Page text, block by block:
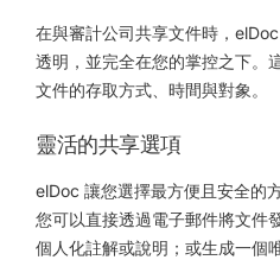
在與審計公司共享文件時，
透明，並完全在您的掌控之下。
文件的存取方式、時間與對象。
靈活的共享選項
elDoc 讓您選擇最方便且安全的
您可以直接透過電子郵件將文件
個人化註解或說明；或生成一個